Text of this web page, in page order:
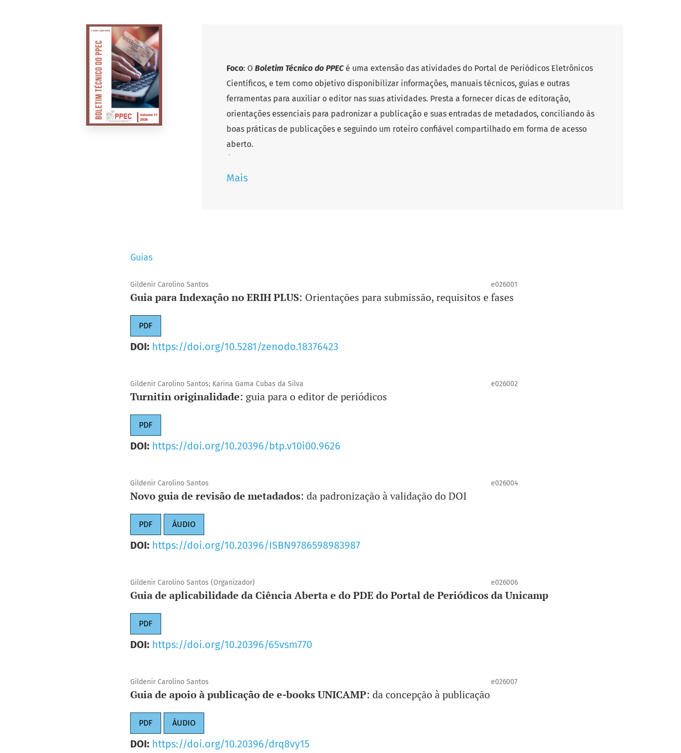
Foco: O Boletim Técnico do PPECé uma extensão das atividades do Portal de Periódicos Eletrônicos
Científicos, e tem como objetivo disponibilizar informações, manuais técnicos, guias e outras
ferramentas para auxiliar o editor nas suas atividades. Presta a fornecer dicas de editoração,
orientações essenciais para padronizar a publicação e suas entradas de metadados, conciliando às
boas práticas de publicações e seguindo um roteiro confiável compartilhado em forma de acesso
aberto.
Ano de fundação
Mais
Guias
Gildenir Carolino Santos e026001
Guia para Indexação no ERIH PLUS: Orientações para submissão, requisitos e fases
PDF
DOI: https://doi.org/10.5281/zenodo.18376423
Gildenir Carolino Santos; Karina Gama Cubas da Silva e026002
Turnitin originalidade: guia para o editor de periódicos
PDF
DOI: https://doi.org/10.20396/btp.v10i00.9626
Gildenir Carolino Santos e026004
Novo guia de revisão de metadados: da padronização à validação do DOI
PDF ÁUDIO
DOI: https://doi.org/10.20396/ISBN9786598983987
Gildenir Carolino Santos (Organizador) e026006
Guia de aplicabilidade da Ciência Aberta e do PDE do Portal de Periódicos da Unicamp
PDF
DOI: https://doi.org/10.20396/65vsm770
Gildenir Carolino Santos e026007
Guia de apoio à publicação de e-books UNICAMP: da concepção à publicação
PDF ÁUDIO
DOI: https://doi.org/10.20396/drq8vy15